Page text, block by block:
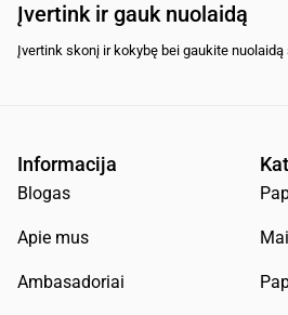
Įvertink ir gauk nuolaidą
Įvertink skonį ir kokybę bei gaukite
Informacija
Blogas
Apie mus
Ambasadoriai